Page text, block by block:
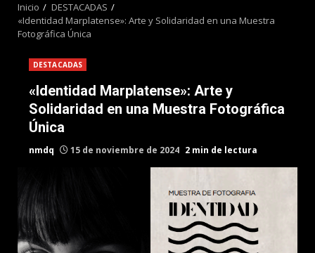
Inicio
DESTACADAS
«Identidad Marplatense»: Arte y Solidaridad en una Muestra
Fotográfica Única
DESTACADAS
«Identidad Marplatense»: Arte y
Solidaridad en una Muestra Fotográfica
Única
nmdq 15 de noviembre de 2024 2 min de lectura